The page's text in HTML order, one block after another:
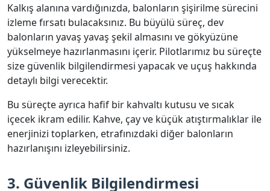
Kalkış alanına vardığınızda, balonların şişirilme sürecini
izleme fırsatı bulacaksınız. Bu büyülü süreç, dev
balonların yavaş yavaş şekil almasını ve gökyüzüne
yükselmeye hazırlanmasını içerir. Pilotlarımız bu süreçte
size güvenlik bilgilendirmesi yapacak ve uçuş hakkında
detaylı bilgi verecektir.
Bu süreçte ayrıca hafif bir kahvaltı kutusu ve sıcak
içecek ikram edilir. Kahve, çay ve küçük atıştırmalıklar ile
enerjinizi toplarken, etrafınızdaki diğer balonların
hazırlanışını izleyebilirsiniz.
3. Güvenlik Bilgilendirmesi